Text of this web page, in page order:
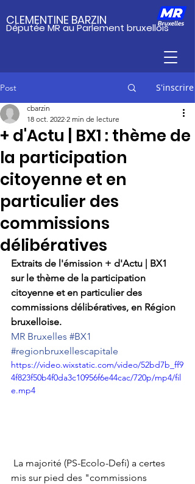
Députée MR au Parlement bruxellois
CLEMENTINE BARZIN
Post S'inscrire
+ d'Actu | BX1 : thème de
la participation
citoyenne et en
particulier des
commissions
délibératives
cbarzin
18 oct. 2022 2 min de lecture
Extraits de l'émission + d'Actu | BX1
sur le thème de la participation
citoyenne et en particulier des
commissions délibératives, en Région
bruxelloise.
MR Bruxelles #BX1
#regionbruxellescapitale
https://video.wixstatic.com/video/52bd7b_ff9
4f823f50b4f0da3c10956f6e44cac/720p/mp4/fil
e.mp4
mis sur pied des "commissions